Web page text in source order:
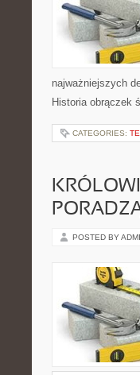
najważniejszych
Historia obrączek
CATEGORIES:
POSTED BY